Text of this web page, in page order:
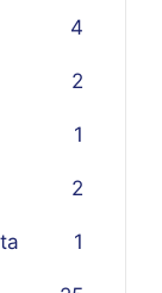
4
2
1
2
1